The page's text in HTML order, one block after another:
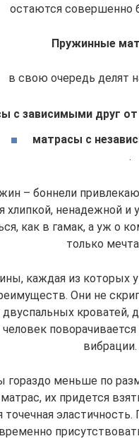
остаются
Пружинные
в свою очередь делят
с зависимыми друг
матрасы с
.
– боннели
хлипкой, ненадежной
как в гамак, а уж о
только
каждая из которых
Они не
кроватей,
вибрации.
меньше по
их придется
точечная